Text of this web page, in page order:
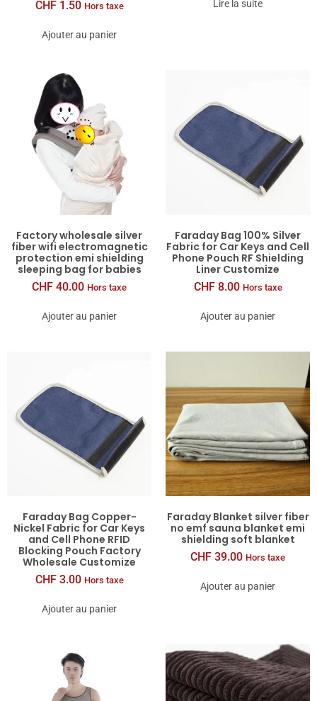
CHF1.50 Hors taxe
Ajouter au panier
Lire la suite
Factory wholesale silver
fiber wifi electromagnetic
protection emi shielding
sleeping bag for babies
CHF 40.00 Hors taxe
Ajouter au panier
Faraday Bag 100% Silver
Fabric for Car Keys and Cell
Phone Pouch RF Shielding
Liner Customize
CHF8.00 Hors taxe
Ajouter au panier
Faraday Bag Copper-
Nickel Fabric for Car Keys
and Cell Phone RFID
Blocking Pouch Factory
Wholesale Customize
CHF3.00 Hors taxe
Ajouter au panier
Faraday Blanket silver fiber
no emf sauna blanket emi
shielding soft blanket
CHF 39.00 Hors taxe
Ajouter au panier